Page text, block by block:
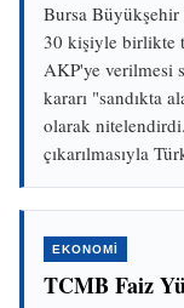
Bursa Büyükşehir
30 kişiyle birlikte
AKP'ye verilmesi
kararı "sandıkta
olarak
çıkarılmasıyla
EKONOMİ
TCMB Faiz